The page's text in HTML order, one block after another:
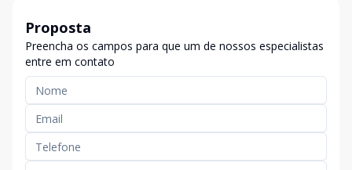
Proposta
Preencha os campos para que um de nossos especialistas
entre em contato